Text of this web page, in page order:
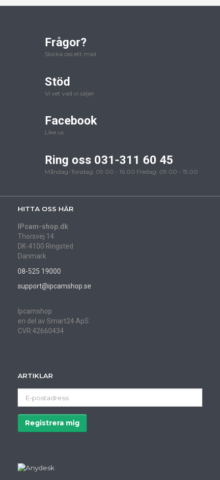
Frågor?
Skicka oss ett mail
Stöd
Vi vet vad vi säljer
Facebook
Like us
Ring oss 031-311 60 45
Måndag-Torsdag: 09.00 - 16.00 Fredag: 09.00 - 15.00
HITTA OSS HÄR
IPcam-shop.dk
Thorsvej 14
DK-4100 Ringsted
Danmark
08-525 19000
support@ipcamshop.se
Ipcamshop
en del av Smart24 ApS
CVR:42660434
ARTIKLAR
postadress
Registrera mig